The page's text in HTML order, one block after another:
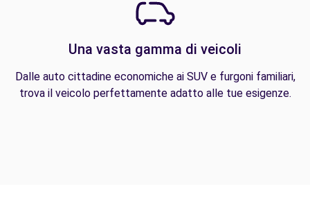
Una vasta gamma di veicoli
Dalle auto cittadine economiche ai SUV e furgoni familiari,
trova il veicolo perfettamente adatto alle tue esigenze.